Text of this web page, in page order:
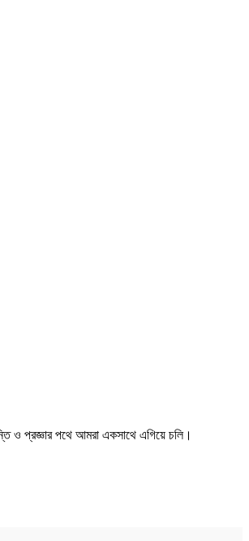
ও প্রজ্ঞার পথে আমরা একসাথে এগিয়ে চলি।